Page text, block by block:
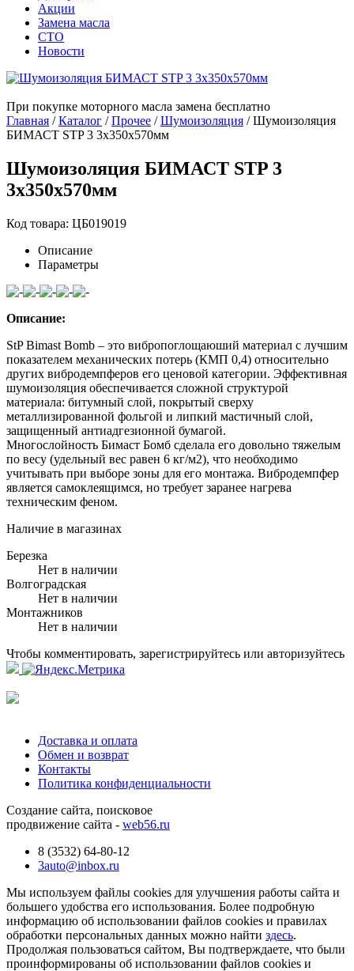
Акции
Замена масла
СТО
Новости
При покупке моторного масла замена бесплатно
Главная /Каталог /Прочее /Шумоизоляция /Шумоизоляция
БИМАСТ STP 3 3x350x570мм
Шумоизоляция БИМАСТ STP 3
3x350x570мм
Код товара: ЦБ019019
Описание
Параметры
Описание:
StP Bimast Bomb – это вибропоглощаюший материал с лучшим
показателем механических потерь (КМП 0,4) относительно
других вибродемпферов его ценовой категории. Эффективная
шумоизоляция обеспечивается сложной структурой
материала: битумный слой, покрытый сверху
металлизированной фольгой и липкий мастичный слой,
защищенный антиадгезионной бумагой.
Многослойность Бимаст Бомб сделала его довольно тяжелым
по весу (удельный вес равен 6 кг/м2), что необходимо
учитывать при выборе зоны для его монтажа. Вибродемпфер
является самоклеящимся, но требует заранее нагрева
техническим феном.
Наличие в магазинах
Березка
Нет в наличии
Волгоградская
Нет в наличии
Монтажников
Нет в наличии
Чтобы комментировать, зарегистрируйтесь или авторизуйтесь
Доставка и оплата
Обмен и возврат
Контакты
Политика конфиденциальности
Создание сайта, поисковое
продвижение сайта - web56.ru
8 (3532) 64-80-12
3auto@inbox.ru
Мы используем файлы cookies для улучшения работы сайта и
большего удобства его использования. Более подробную
информацию об использовании файлов cookies и правилах
обработки персональных данных можно найти здесь.
Продолжая пользоваться сайтом, Вы подтверждаете, что были
проинформированы об использовании файлов cookies и